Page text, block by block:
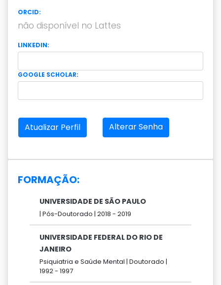
ORCID:
não disponível no Lattes
LINKEDIN:
GOOGLE SCHOLAR:
Atualizar Perfil Alterar Senha
FORMAÇÃO:
UNIVERSIDADE DE SÃO PAULO
| Pós-Doutorado | 2018 - 2019
UNIVERSIDADE FEDERAL DO RIO DE
JANEIRO
Psiquiatria e Saúde Mental | Doutorado |
1992 - 1997